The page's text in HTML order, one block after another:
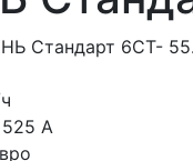
Стандарт 6СТ-
525 А